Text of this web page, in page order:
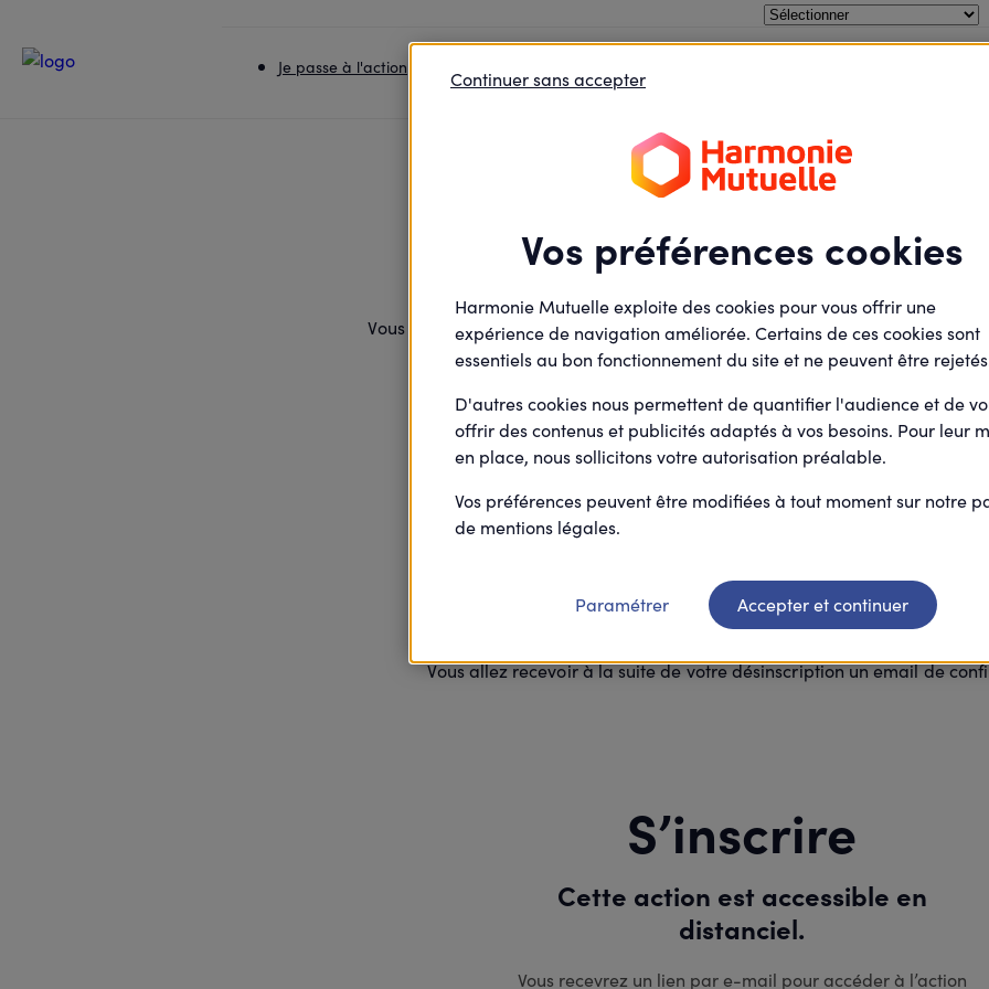
Je passe à l'action
Collecte de rentrée Santé & Solidarité
Félicitations !
Votre inscription a bien été prise en
Vous allez recevoir à la suite de votre inscription un email de confirmation
les informations de l'évènement.
Votre inscription à cette action est
Vous allez recevoir à la suite de votre désinscription un email de
S’inscrire
Cette action est accessible en
distanciel.
Vous recevrez un lien par e-mail pour accéder à l’action
Vos préférences cookies
Harmonie Mutuelle exploite des cookies pour vous offrir une
expérience de navigation améliorée. Certains de ces cookies sont
essentiels au bon fonctionnement du site et ne peuvent être
D'autres cookies nous permettent de quantifier l'audience et de
offrir des contenus et publicités adaptés à vos besoins. Pour leur
en place, nous sollicitons votre autorisation préalable.
Vos préférences peuvent être modifiées à tout moment sur notre
de mentions légales.
Continuer sans accepter
Paramétrer Accepter et continuer